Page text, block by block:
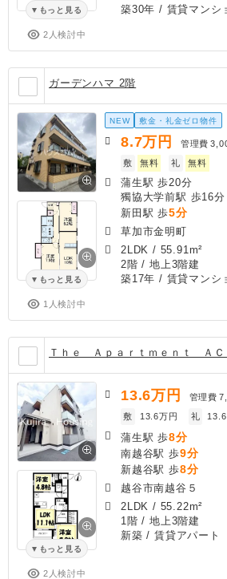
もっと見る
2人検討中
築30年 / 賃貸マンシ
ガーデンハマ 2階
もっと見る
1人検討中
NEW 敷金・礼金ゼロ物件
8.7万円 管理費
敷
無料 礼 無料
蒲生駅 歩20分
獨協大学前駅 歩16分
新田駅 歩5分
草加市金明町
2LDK / 55.91m²
2階 / 地上3階建
築17年 / 賃貸マンシ
Ｔｈｅ Ａｐａｒｔｍｅｎｔ Ａ
もっと見る
2人検討中
13.6万円 管理費
敷
13.6万円 礼
蒲生駅 歩8分
南越谷駅 歩9分
新越谷駅 歩8分
越谷市南越谷５
2LDK / 55.22m²
1階 / 地上3階建
新築 / 賃貸アパート